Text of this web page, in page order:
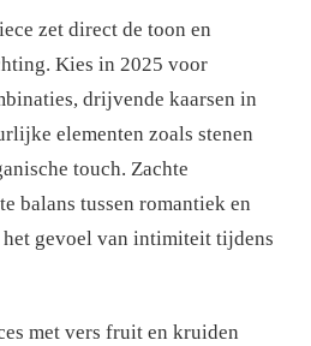
zet direct de toon en
Kies in 2025 voor
drijvende kaarsen in
elementen zoals stenen
touch. Zachte
balans tussen romantiek en
gevoel van intimiteit tijdens
met vers fruit en kruiden